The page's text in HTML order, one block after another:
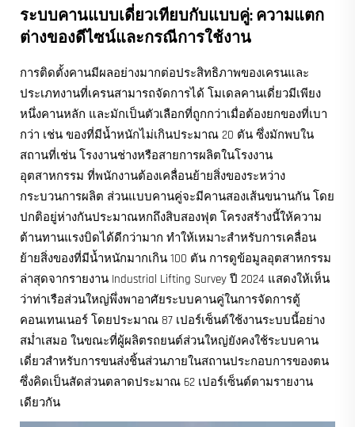
ระบบคานแบบเดี่ยวเทียบกับแบบคู่: ความแตก
ต่างของดีไซน์และกรณีการใช้งาน
การติดตั้งคานมีผลอย่างมากต่อประสิทธิภาพของเครนและ
ประเภทงานที่เครนสามารถจัดการได้ โมเดลคานเดี่ยวมีเพียง
หนึ่งคานหลัก และมักเป็นตัวเลือกที่ถูกกว่าเมื่อต้องยกของที่เบา
กว่า เช่น ของที่มีน้ำหนักไม่เกินประมาณ 20 ตัน ซึ่งมักพบใน
สถานที่เช่น โรงงานช่างหรือสายการผลิตในโรงงาน
อุตสาหกรรม ที่พนักงานต้องเคลื่อนย้ายสิ่งของระหว่าง
กระบวนการผลิต ส่วนแบบคานคู่จะมีคานสองเส้นขนานกัน โดย
ปกติอยู่ห่างกันประมาณหกถึงสิบสองฟุต โครงสร้างนี้ให้ความ
ต้านทานแรงบิดได้ดีกว่ามาก ทำให้เหมาะสำหรับการเคลื่อน
ย้ายสิ่งของที่มีน้ำหนักมากเกิน 100 ตัน การดูข้อมูลอุตสาหกรรม
ล่าสุดจากรายงาน Industrial Lifting Survey ปี 2024 แสดงให้เห็น
ว่าท่าเรือส่วนใหญ่พึ่งพาอาศัยระบบคานคู่ในการจัดการตู้
คอนเทนเนอร์ โดยประมาณ 87 เปอร์เซ็นต์ใช้งานระบบนี้อย่าง
สม่ำเสมอ ในขณะที่ผู้ผลิตรถยนต์ส่วนใหญ่ยังคงใช้ระบบคาน
เดี่ยวสำหรับการขนส่งชิ้นส่วนภายในสถานประกอบการของตน
ซึ่งคิดเป็นสัดส่วนตลาดประมาณ 62 เปอร์เซ็นต์ตามรายงาน
เดียวกัน